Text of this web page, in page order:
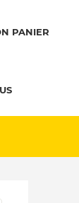
PANIER